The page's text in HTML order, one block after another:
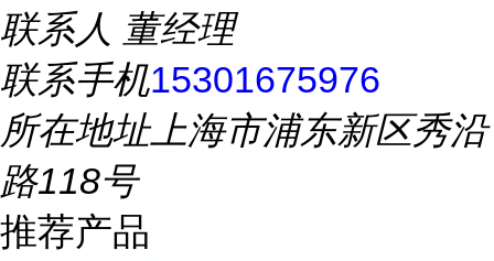
联系人 董经理
联系手机15301675976
所在地址上海市浦东新区秀沿
路118号
推荐产品